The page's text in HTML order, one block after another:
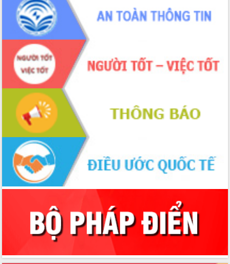
không gian tri thức trong thời đại số
Đánh giá, rút kinh nghiệm công tác tổ
chức diễn tập trước ngày bầu cử
Chương trình “Gặp gỡ hữu nghị –
Friendship Meeting New Year 2026”
Bầu cử Quốc hội và HĐND: Cử tri Đắk
Lắk gửi gắm niềm tin, kỳ vọng vào lá
phiếu
Đắk Lắk sẵn sàng các điều kiện cho
Ngày hội bầu cử đại biểu Quốc hội
khóa XVI và HĐND các cấp nhiệm kỳ
2026-2031
Đảm bảo cuộc bầu cử đại biểu Quốc
hội và đại biểu HĐND các cấp diễn ra
an toàn, hiệu quả, đúng quy định
Thủ tướng Chính phủ Phạm Minh Chính
kiểm tra, chỉ đạo hoàn thành các dự
án cao tốc và thăm khu tái định cư tại
Sôi nổi Hội đua ngựa truyền thống Gò
Thì Thùng mừng Xuân Bính Ngọ 2026
Lãnh đạo tỉnh dâng hương tưởng niệm
Ngành nông nghiệp phấn đấu tăng